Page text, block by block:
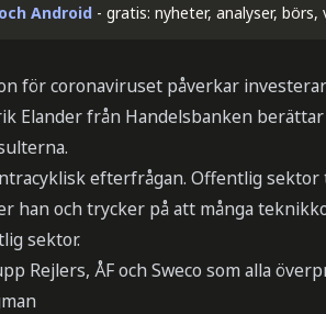
Android - gratis: nyheter, analyser, börs,
för coronaviruset påverkar
Elander från Handelsbanken
efterfrågan. Offentlig
han och trycker på att många
sektor.
Rejlers, ÅF och Sweco som alla